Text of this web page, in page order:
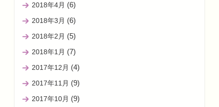
2018年4月 (6)
2018年3月 (6)
2018年2月 (5)
2018年1月 (7)
2017年12月 (4)
2017年11月 (9)
2017年10月 (9)